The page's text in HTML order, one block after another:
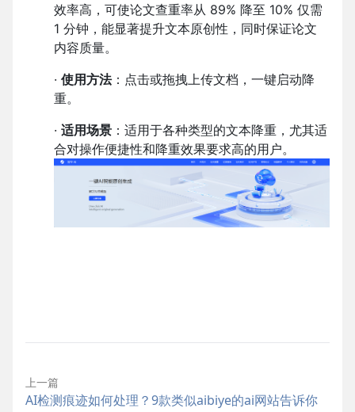
效率高，可使论文查重率从 89% 降至 10% 仅需
1 分钟，能显著提升文本原创性，同时保证论文
内容质量。
· 使用方法：点击或拖拽上传文档，一键启动降
重。
· 适用场景 ：适用于各种类型的文本降重，尤其适
合对操作便捷性和降重效果要求高的用户。
上一篇
AI检测痕迹如何处理？9款类似aibiye的ai网站告诉你